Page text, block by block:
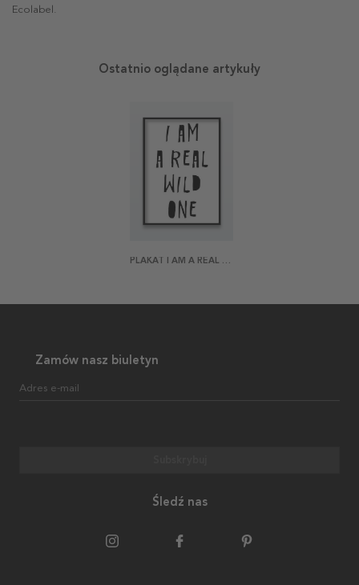
Ecolabel.
Ostatnio oglądane artykuły
PLAKAT I AM A REAL WILD ONE
Zamów nasz biuletyn
Adres e-mail
Śledź nas